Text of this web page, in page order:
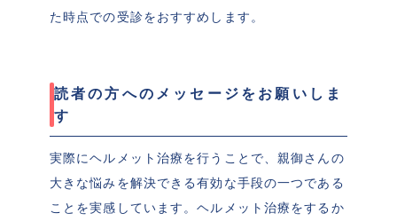
た時点での受診をおすすめします。
読者の方へのメッセージをお願いしま
す
実際にヘルメット治療を行うことで、親御さんの
大きな悩みを解決できる有効な手段の一つである
ことを実感しています。ヘルメット治療をするか